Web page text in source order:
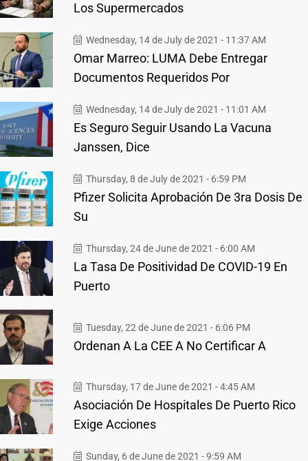
Los Supermercados
Wednesday, 14 de July de 2021 - 11:37 AM
Omar Marreo: LUMA Debe Entregar
Documentos Requeridos Por
Wednesday, 14 de July de 2021 - 11:01 AM
Es Seguro Seguir Usando La Vacuna
Janssen, Dice
Thursday, 8 de July de 2021 - 6:59 PM
Pfizer Solicita Aprobación De 3ra Dosis De
Su
Thursday, 24 de June de 2021 - 6:00 AM
La Tasa De Positividad De COVID-19 En
Puerto
Tuesday, 22 de June de 2021 - 6:06 PM
Ordenan A La CEE A No Certificar A
Thursday, 17 de June de 2021 - 4:45 AM
Asociación De Hospitales De Puerto Rico
Exige Acciones
Sunday, 6 de June de 2021 - 9:59 AM